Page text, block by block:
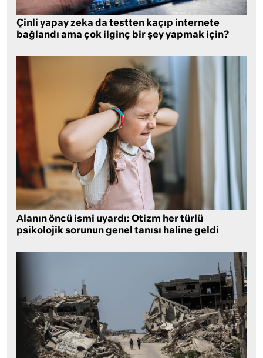
Çinli yapay zeka da testten kaçıp internete
bağlandı ama çok ilginç bir şey yapmak için?
Alanın öncü ismi uyardı: Otizm her türlü
psikolojik sorunun genel tanısı haline geldi